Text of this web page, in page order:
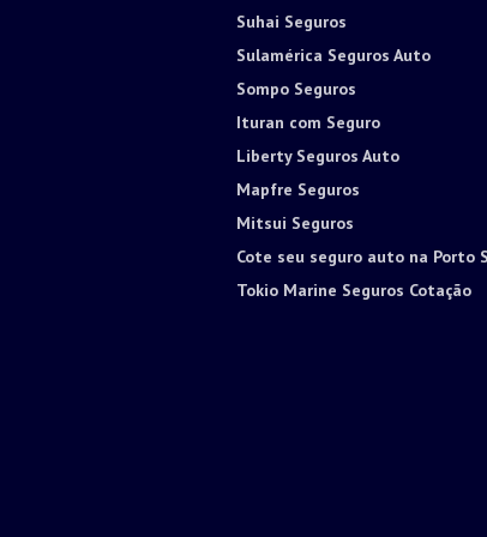
Suhai Seguros
Sulamérica Seguros Auto
Sompo Seguros
Ituran com Seguro
Liberty Seguros Auto
Mapfre Seguros
Mitsui Seguros
Cote seu seguro auto na Porto
Tokio Marine Seguros Cotação